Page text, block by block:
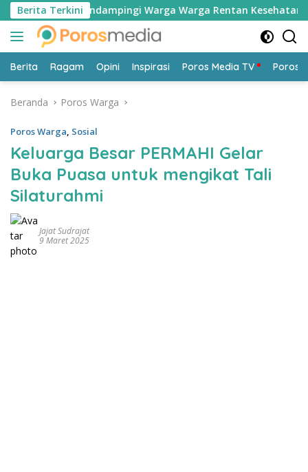
Langsung
ke
konten
Berita Terkini
Mendampingi Warga Warga Rentan Kesehatan
Berita Ragam Opini Inspirasi Poros Media TV Poros
Beranda Poros Warga
Poros Warga, Sosial
Keluarga Besar PERMAHI Gelar
Buka Puasa untuk mengikat Tali
Silaturahmi
Jajat Sudrajat
9 Maret 2025